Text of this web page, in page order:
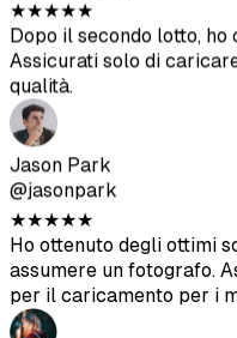
Sofia Chen
@sofiachen
★★★★★
Le foto sembrano
aiutato a ottenere più
perfette ma vale
Diego Rodriguez
@diegorod
★★★★★
Ero scettica all'inizio ma
generate dall'IA si